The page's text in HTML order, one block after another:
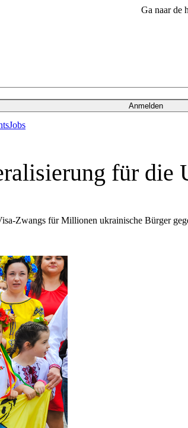
Ga naar de
Anmelden
Jobs
für die
Zwangs für Millionen ukrainische Bürger